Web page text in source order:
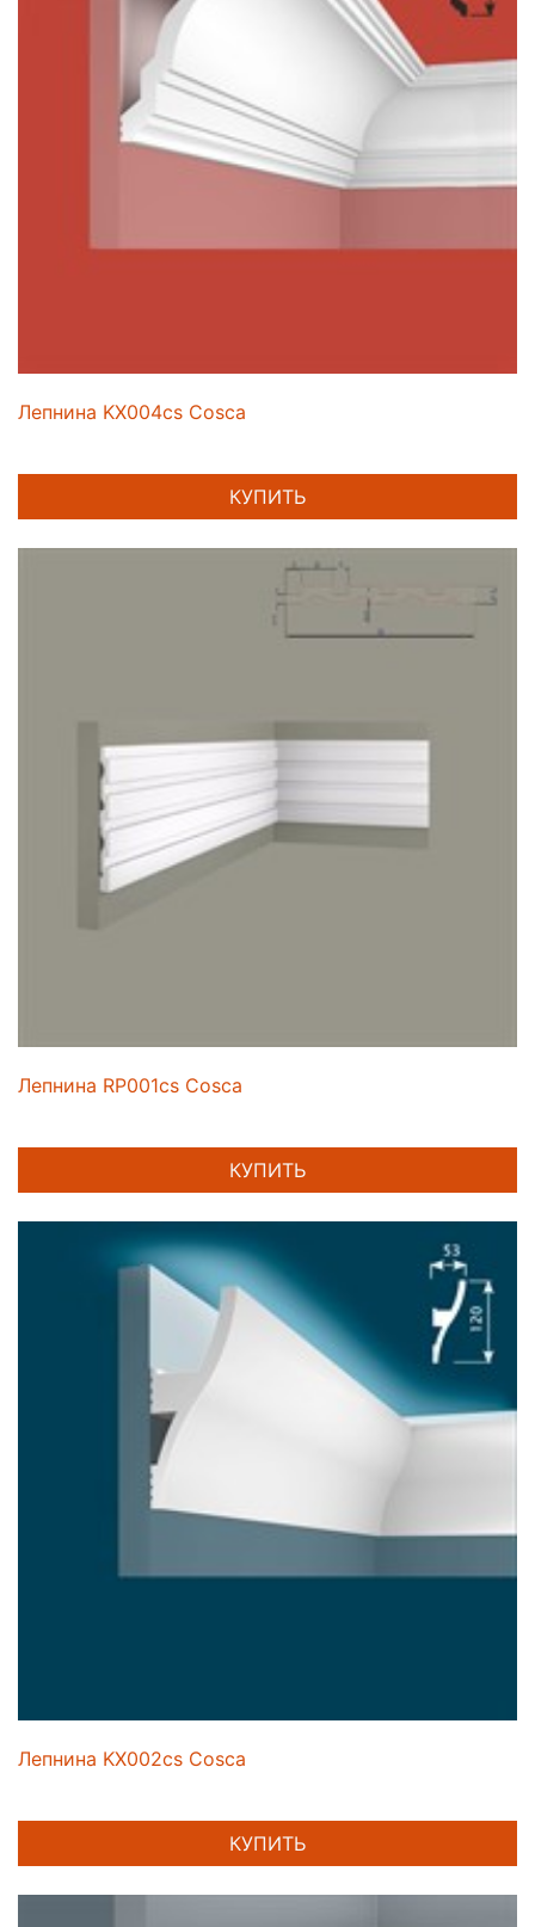
Лепнина KX004cs Cosca
КУПИТЬ
Лепнина RP001cs Cosca
КУПИТЬ
Лепнина KX002cs Cosca
КУПИТЬ